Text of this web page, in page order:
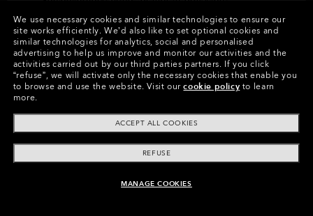
MEST ETTERSPURT
Sutro
Prizm™
20 Farger
2 230,00 kr
MEST ETTERSPURT
Sutro Lite
Prizm™
17 Farger
Tilgjengelig med styrke
We use necessary cookies and similar technologies to ensure our
site works efficiently. We’d also like to set optional cookies and
similar technologies for analytics, social and personalised
advertising to help us improve and monitor our activities and the
activities carried out by our third parties partners. If you click
“refuse”, we will activate only the necessary cookies that enable you
to browse and use the website. Visit ourcookie policy to learn
more.
ACCEPT ALL COOKIES
REFUSE
MANAGE COOKIES
MELD DEG PÅ